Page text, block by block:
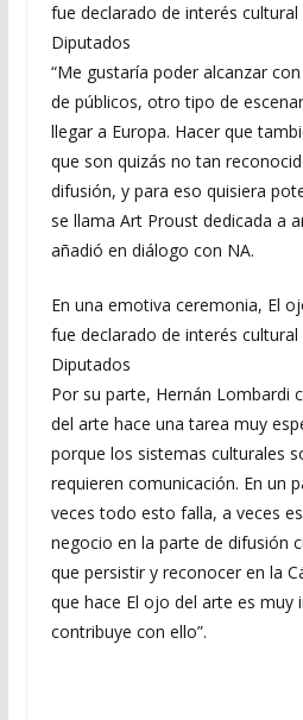
fue declarado de interés
Diputados
“Me gustaría poder alcanzar
de públicos, otro tipo de
llegar a Europa. Hacer que
que son quizás no tan
difusión, y para eso quisiera
se llama Art Proust dedicada a
añadió en diálogo con NA.
En una emotiva ceremonia, El
fue declarado de interés
Diputados
Por su parte, Hernán Lombardi
del arte hace una tarea muy
porque los sistemas culturales
requieren comunicación. En un
veces todo esto falla, a veces
negocio en la parte de difusión
que persistir y reconocer en la
que hace El ojo del arte es muy
contribuye con ello”.